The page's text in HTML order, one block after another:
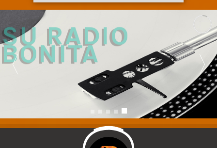
89.3 FM
SU RADIO
BONITA